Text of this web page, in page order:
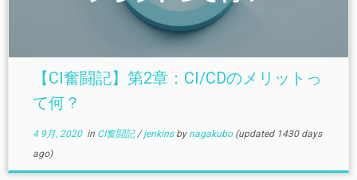
【CI奮闘記】第2章：CI/CDのメリットっ
て何？
4 9月, 2020in CI奮闘記/jenkins by nagakubo(updated 1430 days
ago)